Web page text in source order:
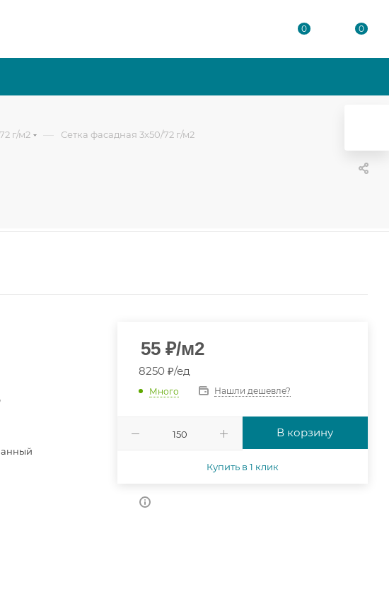
0 0
72 г/м2 — Сетка фасадная 3х50/72 г/м2
55₽/м2
8250 ₽/ед
Много Нашли дешевле?
В корзину
Купить в 1 клик